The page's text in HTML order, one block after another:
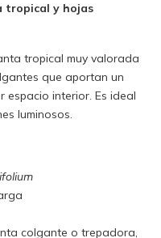
tropical y hojas
tropical muy valorada
que aportan un
espacio interior. Es ideal
luminosos.
colgante o trepadora,